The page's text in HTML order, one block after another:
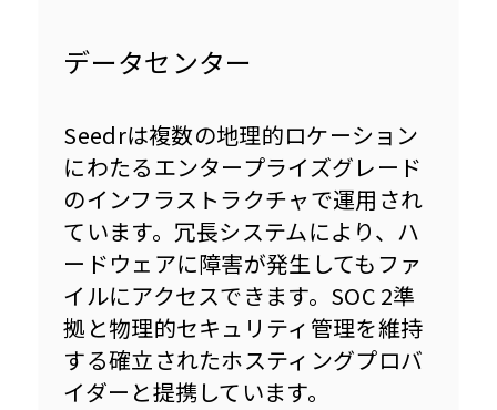
データセンター
Seedrは複数の地理的ロケーション
にわたるエンタープライズグレード
のインフラストラクチャで運用され
ています。冗長システムにより、ハ
ードウェアに障害が発生してもファ
イルにアクセスできます。SOC 2準
拠と物理的セキュリティ管理を維持
する確立されたホスティングプロバ
イダーと提携しています。